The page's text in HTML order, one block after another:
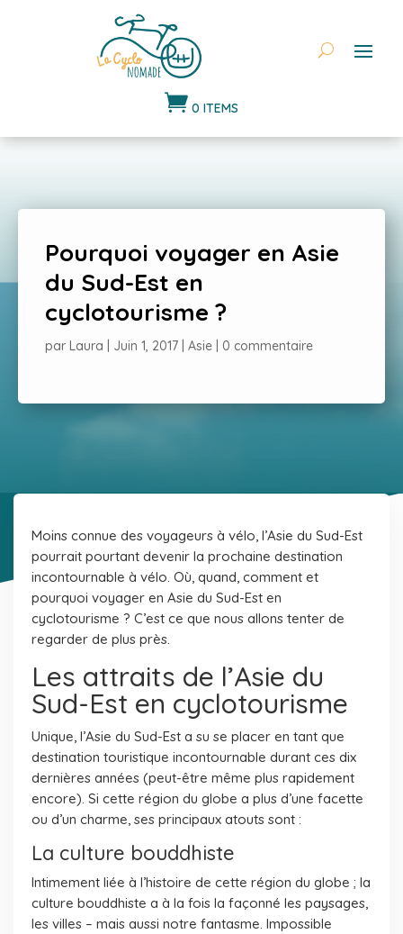
 0 ITEMS
Pourquoi voyager en Asie
du Sud-Est en
cyclotourisme ?
par Laura Juin 1, 2017 Asie 0 commentaire
Moins connue des voyageurs à vélo, l’Asie du Sud-Est
pourrait pourtant devenir la prochaine destination
incontournable à vélo. Où, quand, comment et
pourquoi voyager en Asie du Sud-Est en
cyclotourisme ? C’est ce que nous allons tenter de
regarder de plus près.
Les attraits de l’Asie du
Sud-Est en cyclotourisme
Unique, l’Asie du Sud-Est a su se placer en tant que
destination touristique incontournable durant ces dix
dernières années (peut-être même plus rapidement
encore). Si cette région du globe a plus d’une facette
ou d’un charme, ses principaux atouts sont :
La culture bouddhiste
Intimement liée à l’histoire de cette région du globe ; la
culture bouddhiste a à la fois la façonné les paysages,
les villes – mais aussi notre fantasme. Impossible